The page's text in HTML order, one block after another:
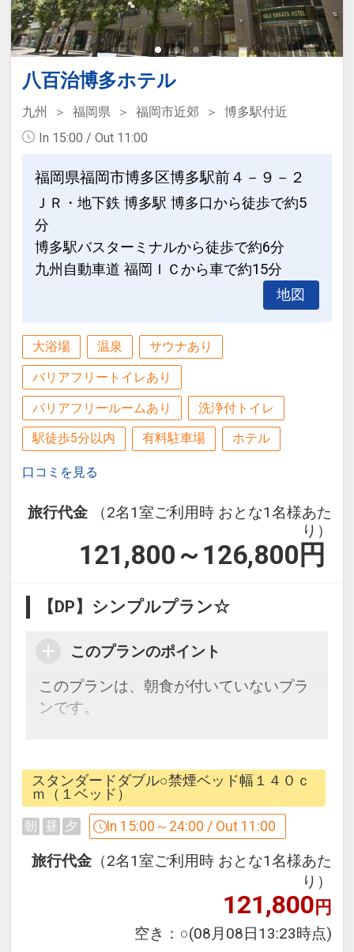
八百治博多ホテル
九州 福岡県 福岡市近郊
博多駅付近
In 15:00 / Out 11:00
福岡県福岡市博多区博多駅前４－９－２
ＪＲ・地下鉄 博多駅 博多口から徒歩で約5
分
博多駅バスターミナルから徒歩で約6分
九州自動車道 福岡ＩＣから車で約15分
地図
大浴場 温泉 サウナあり
バリアフリートイレあり
バリアフリールームあり 洗浄付トイレ
駅徒歩5分以内 有料駐車場 ホテル
口コミを見る
旅行代金
（2名1室ご利用時 おとな1名様あた
り）
121,800～126,800 円
【DP】シンプルプラン☆
このプランのポイント
このプランは、朝食が付いていないプラ
ンです。
朝食付プランをご利用くださいませ。
☆お宿からのおもてなし☆
・温泉施設「八百治の湯」代金不要
スタンダードダブル○禁煙ベッド幅１４０ｃ
ｍ（１ベッド）
朝 昼 夕 In 15:00～24:00 / Out 11:00
旅行代金 （2名1室ご利用時 おとな1名様あた
り）
121,800円
空き： ○(08月08日13:23時点)